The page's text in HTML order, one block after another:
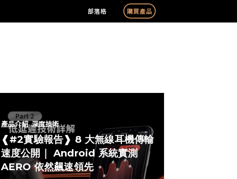
部落格 購買產品
產品介紹 深度技術
❰#2實驗報告❱ 8 大無線耳機傳輸
速度公開｜ Android 系統實測
AERO 依然飆速領先